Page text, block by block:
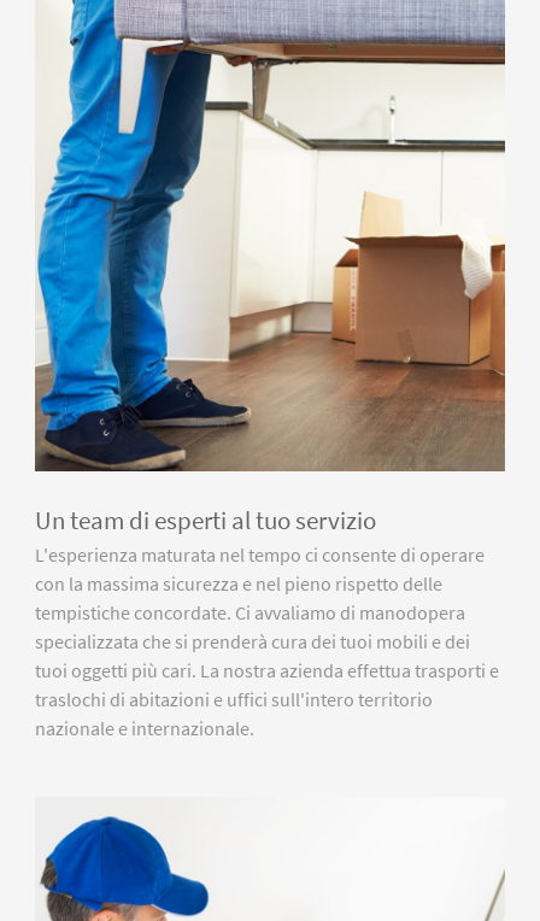
Un team di esperti al tuo servizio
L'esperienza maturata nel tempo ci consente di operare
con la massima sicurezza e nel pieno rispetto delle
tempistiche concordate. Ci avvaliamo di manodopera
specializzata che si prenderà cura dei tuoi mobili e dei
tuoi oggetti più cari. La nostra azienda effettua trasporti e
traslochi di abitazioni e uffici sull'intero territorio
nazionale e internazionale.